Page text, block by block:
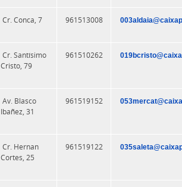
Cr. Conca, 7 961513008
Cr. Santísimo
Cristo, 79
961510262
Av. Blasco
Ibañez, 31
961519152
Cr. Hernan
Cortes, 25
961519122